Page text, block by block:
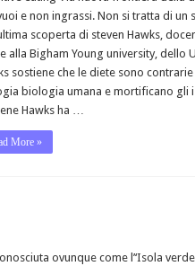
e non ingrassi. Non si tratta di un
scoperta di steven Hawks,
alla Bigham Young university, dello
sostiene che le diete sono
biologia umana e mortificano gli
Hawks ha …
More »
ovunque come l’‘Isola